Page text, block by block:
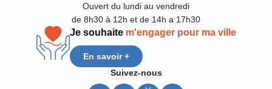
Ouvert du lundi au vendredi
de 8h30 à 12h et de 14h a 17h30
Je souhaite m'engager pour ma ville
En savoir +
Suivez-nous